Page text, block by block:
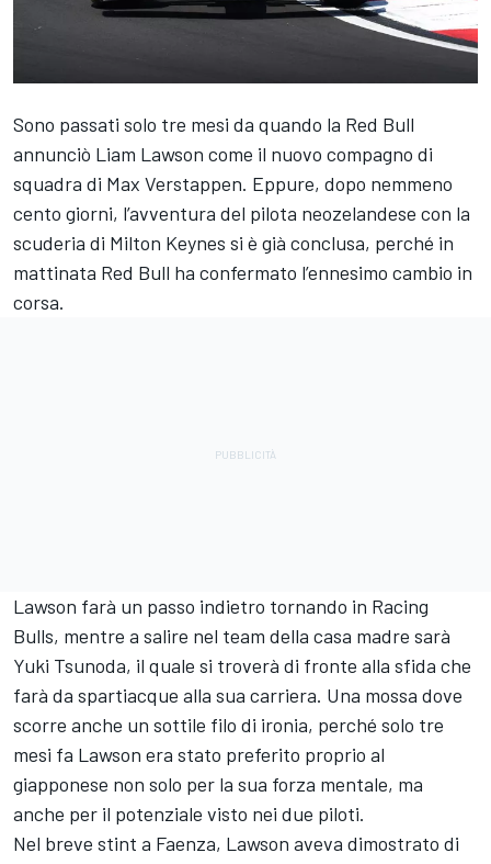
Sono passati solo tre mesi da quando la Red Bull
annunciò Liam Lawson come il nuovo compagno di
squadra di Max Verstappen. Eppure, dopo nemmeno
cento giorni, l’avventura del pilota neozelandese con la
scuderia di Milton Keynes si è già conclusa, perché in
mattinata Red Bull ha confermato l’ennesimo cambio in
corsa.
Lawson farà un passo indietro tornando in Racing
Bulls, mentre a salire nel team della casa madre sarà
Yuki Tsunoda, il quale si troverà di fronte alla sfida che
farà da spartiacque alla sua carriera. Una mossa dove
scorre anche un sottile filo di ironia, perché solo tre
mesi fa Lawson era stato preferito proprio al
giapponese non solo per la sua forza mentale, ma
anche per il potenziale visto nei due piloti.
Nel breve stint a Faenza, Lawson aveva dimostrato di